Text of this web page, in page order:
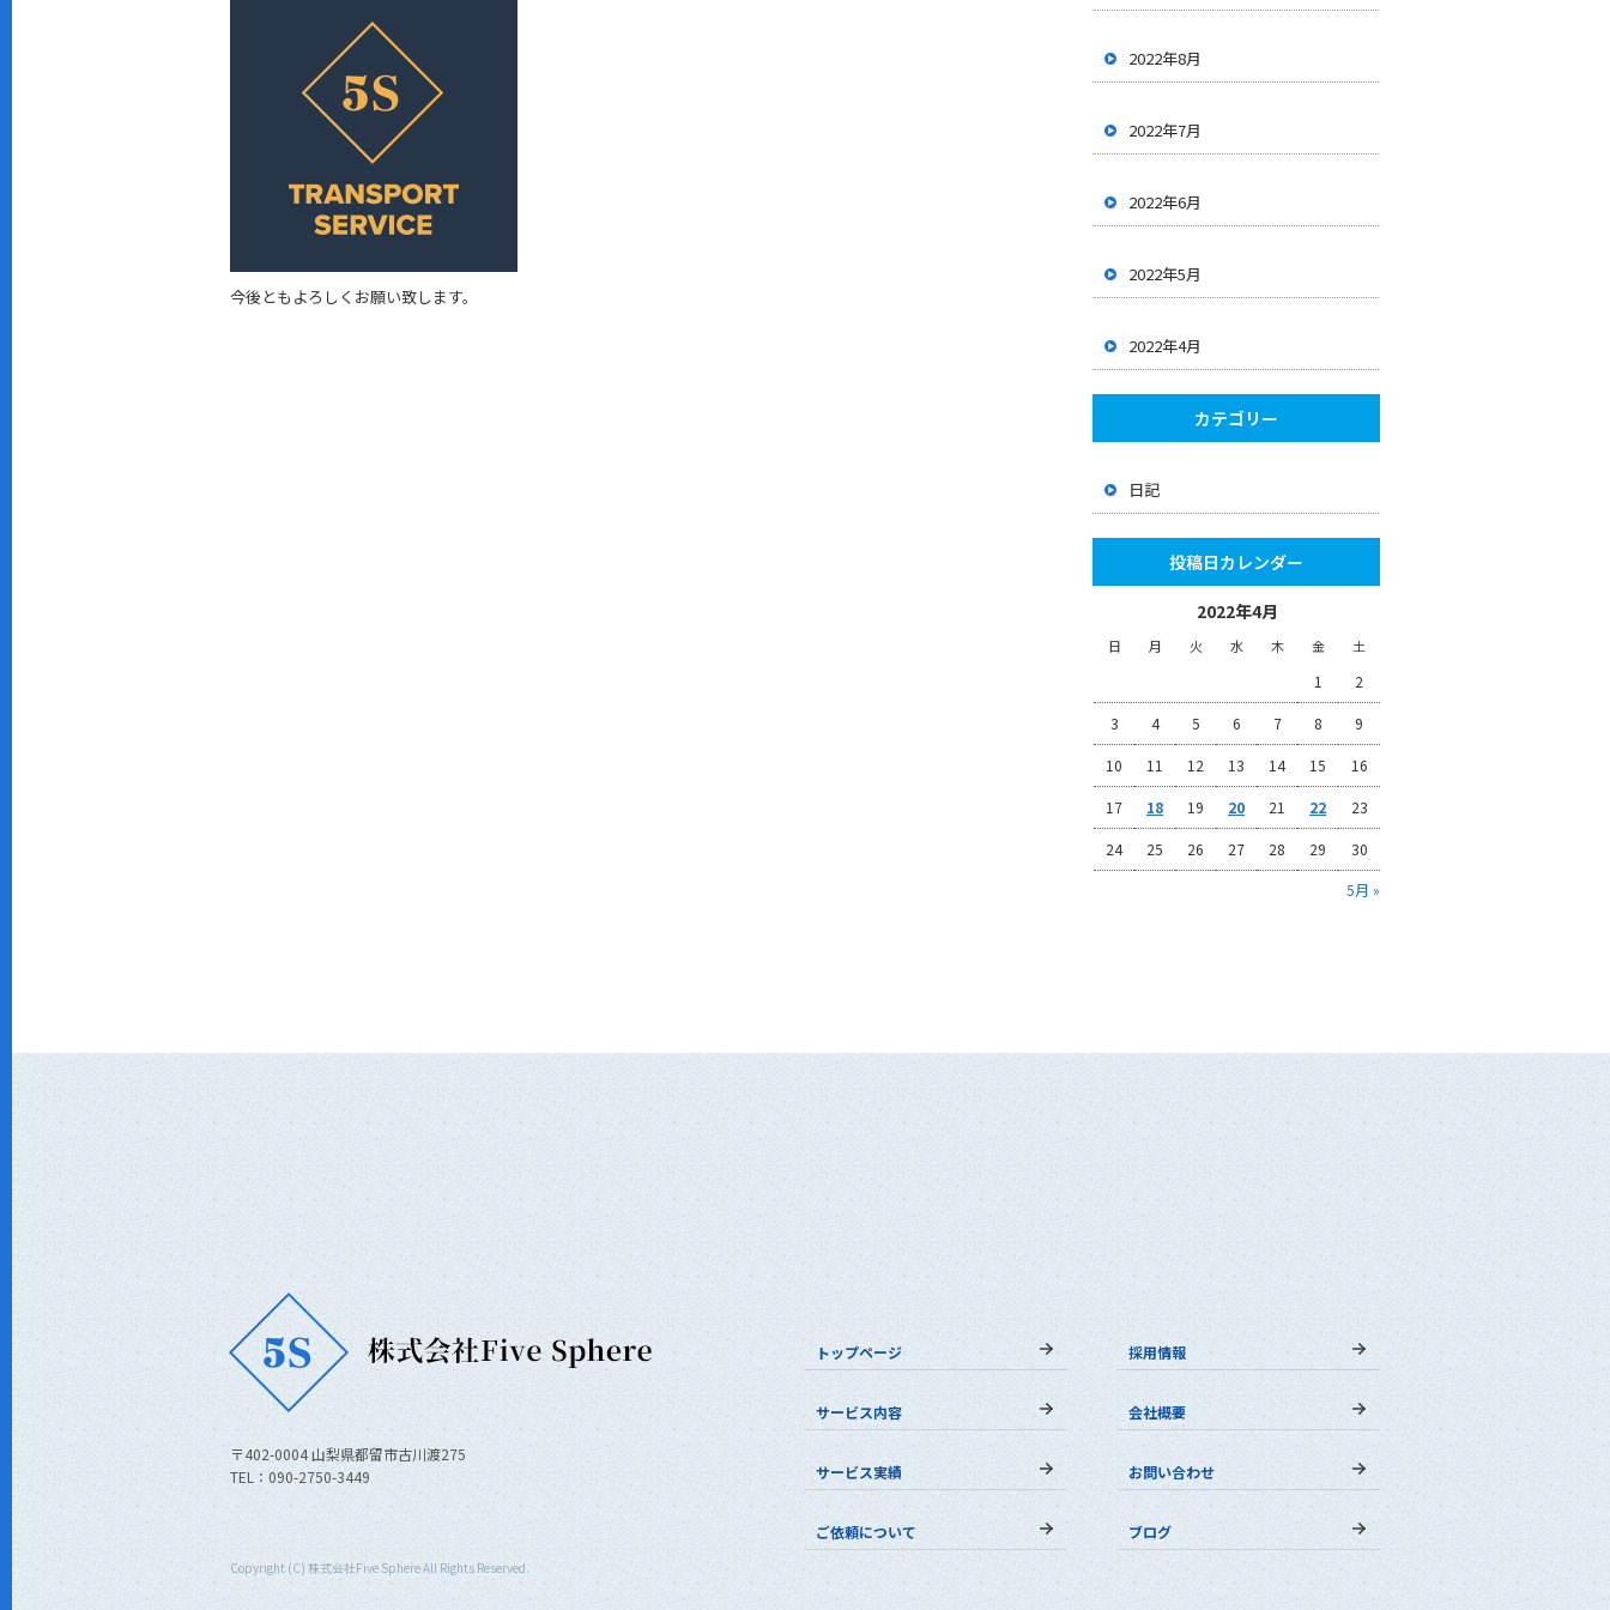
o
k
e
今後ともよろしくお願い致します。
2022年8月
2022年7月
2022年6月
2022年5月
2022年4月
カテゴリー
日記
投稿日カレンダー
2022年4月
日 月 火 水 木 金 土
5月 »
1 2
3 4 5 6 7 8 9
10 11 12 13 14 15 16
17 18 19 20 21 22 23
24 25 26 27 28 29 30
トップページ
サービス内容
サービス実績
ご依頼について
採用情報
会社概要
お問い合わせ
ブログ
〒402-0004 山梨県都留市古川渡275
TEL：090-2750-3449
Copyright (C) 株式会社Five Sphere All Rights Reserved.